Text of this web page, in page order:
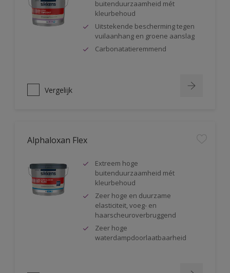
buitenduurzaamheid mét
kleurbehoud
Uitstekende bescherming tegen
vuilaanhang en groene aanslag
Carbonatatieremmend
Vergelijk
Alphaloxan Flex
Extreem hoge
buitenduurzaamheid mét
kleurbehoud
Zeer hoge en duurzame
elasticiteit, voeg- en
haarscheuroverbruggend
Zeer hoge
waterdampdoorlaatbaarheid